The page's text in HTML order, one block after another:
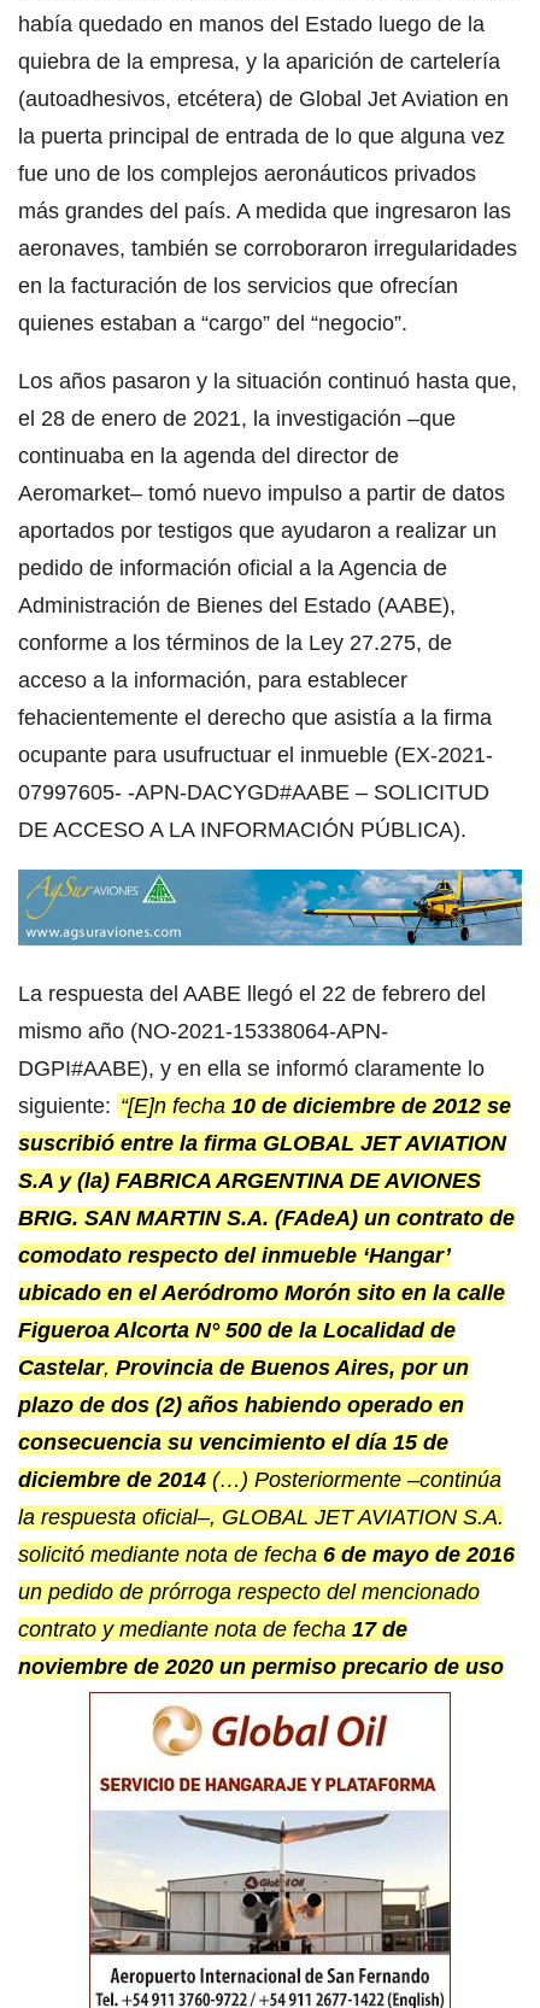
había quedado en manos del Estado luego de la
quiebra de la empresa, y la aparición de cartelería
(autoadhesivos, etcétera) de Global Jet Aviation en
la puerta principal de entrada de lo que alguna vez
fue uno de los complejos aeronáuticos privados
más grandes del país. A medida que ingresaron las
aeronaves, también se corroboraron irregularidades
en la facturación de los servicios que ofrecían
quienes estaban a “cargo” del “negocio”.
Los años pasaron y la situación continuó hasta que,
el 28 de enero de 2021, la investigación –que
continuaba en la agenda del director de
Aeromarket– tomó nuevo impulso a partir de datos
aportados por testigos que ayudaron a realizar un
pedido de información oficial a la Agencia de
Administración de Bienes del Estado (AABE),
conforme a los términos de la Ley 27.275, de
acceso a la información, para establecer
fehacientemente el derecho que asistía a la firma
ocupante para usufructuar el inmueble (EX-2021-
07997605- -APN-DACYGD#AABE – SOLICITUD
DE ACCESO A LA INFORMACIÓN PÚBLICA).
La respuesta del AABE llegó el 22 de febrero del
mismo año (NO-2021-15338064-APN-
DGPI#AABE), y en ella se informó claramente lo
siguiente: “[E]n fecha 10 de diciembre de 2012 se
suscribió entre la firma GLOBAL JET AVIATION
S.A y (la) FABRICA ARGENTINA DE AVIONES
BRIG. SAN MARTIN S.A. (FAdeA) un contrato de
comodato respecto del inmueble ‘Hangar’
ubicado en el Aeródromo Morón sito en la calle
Figueroa Alcorta N° 500 de la Localidad de
Castelar, Provincia de Buenos Aires, por un
plazo de dos (2) años habiendo operado en
consecuencia su vencimiento el día 15 de
diciembre de 2014 (…) Posteriormente –continúa
la respuesta oficial–, GLOBAL JET AVIATION S.A.
solicitó mediante nota de fecha 6 de mayo de 2016
un pedido de prórroga respecto del mencionado
contrato y mediante nota de fecha 17 de
noviembre de 2020 un permiso precario de uso